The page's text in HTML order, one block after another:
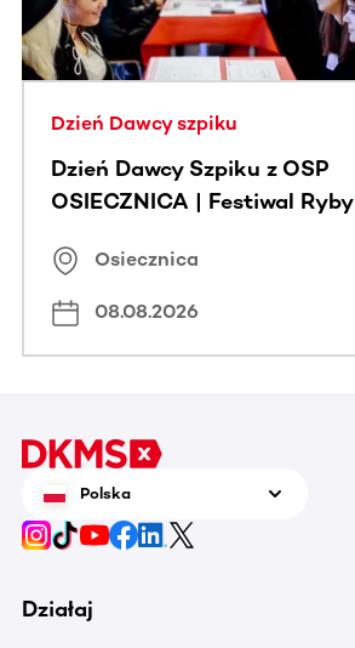
Dzień Dawcy szpiku
Dzień Dawcy Szpiku z OSP
OSIECZNICA | Festiwal Ryby
Osiecznica
08.08.2026
Polska
Działaj